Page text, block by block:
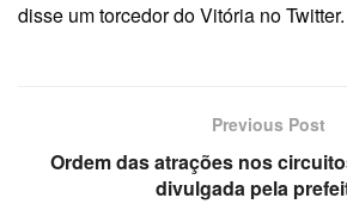
disse um torcedor do Vitória no Twitter.
Previous Post
Ordem das atrações nos
divulgada pela